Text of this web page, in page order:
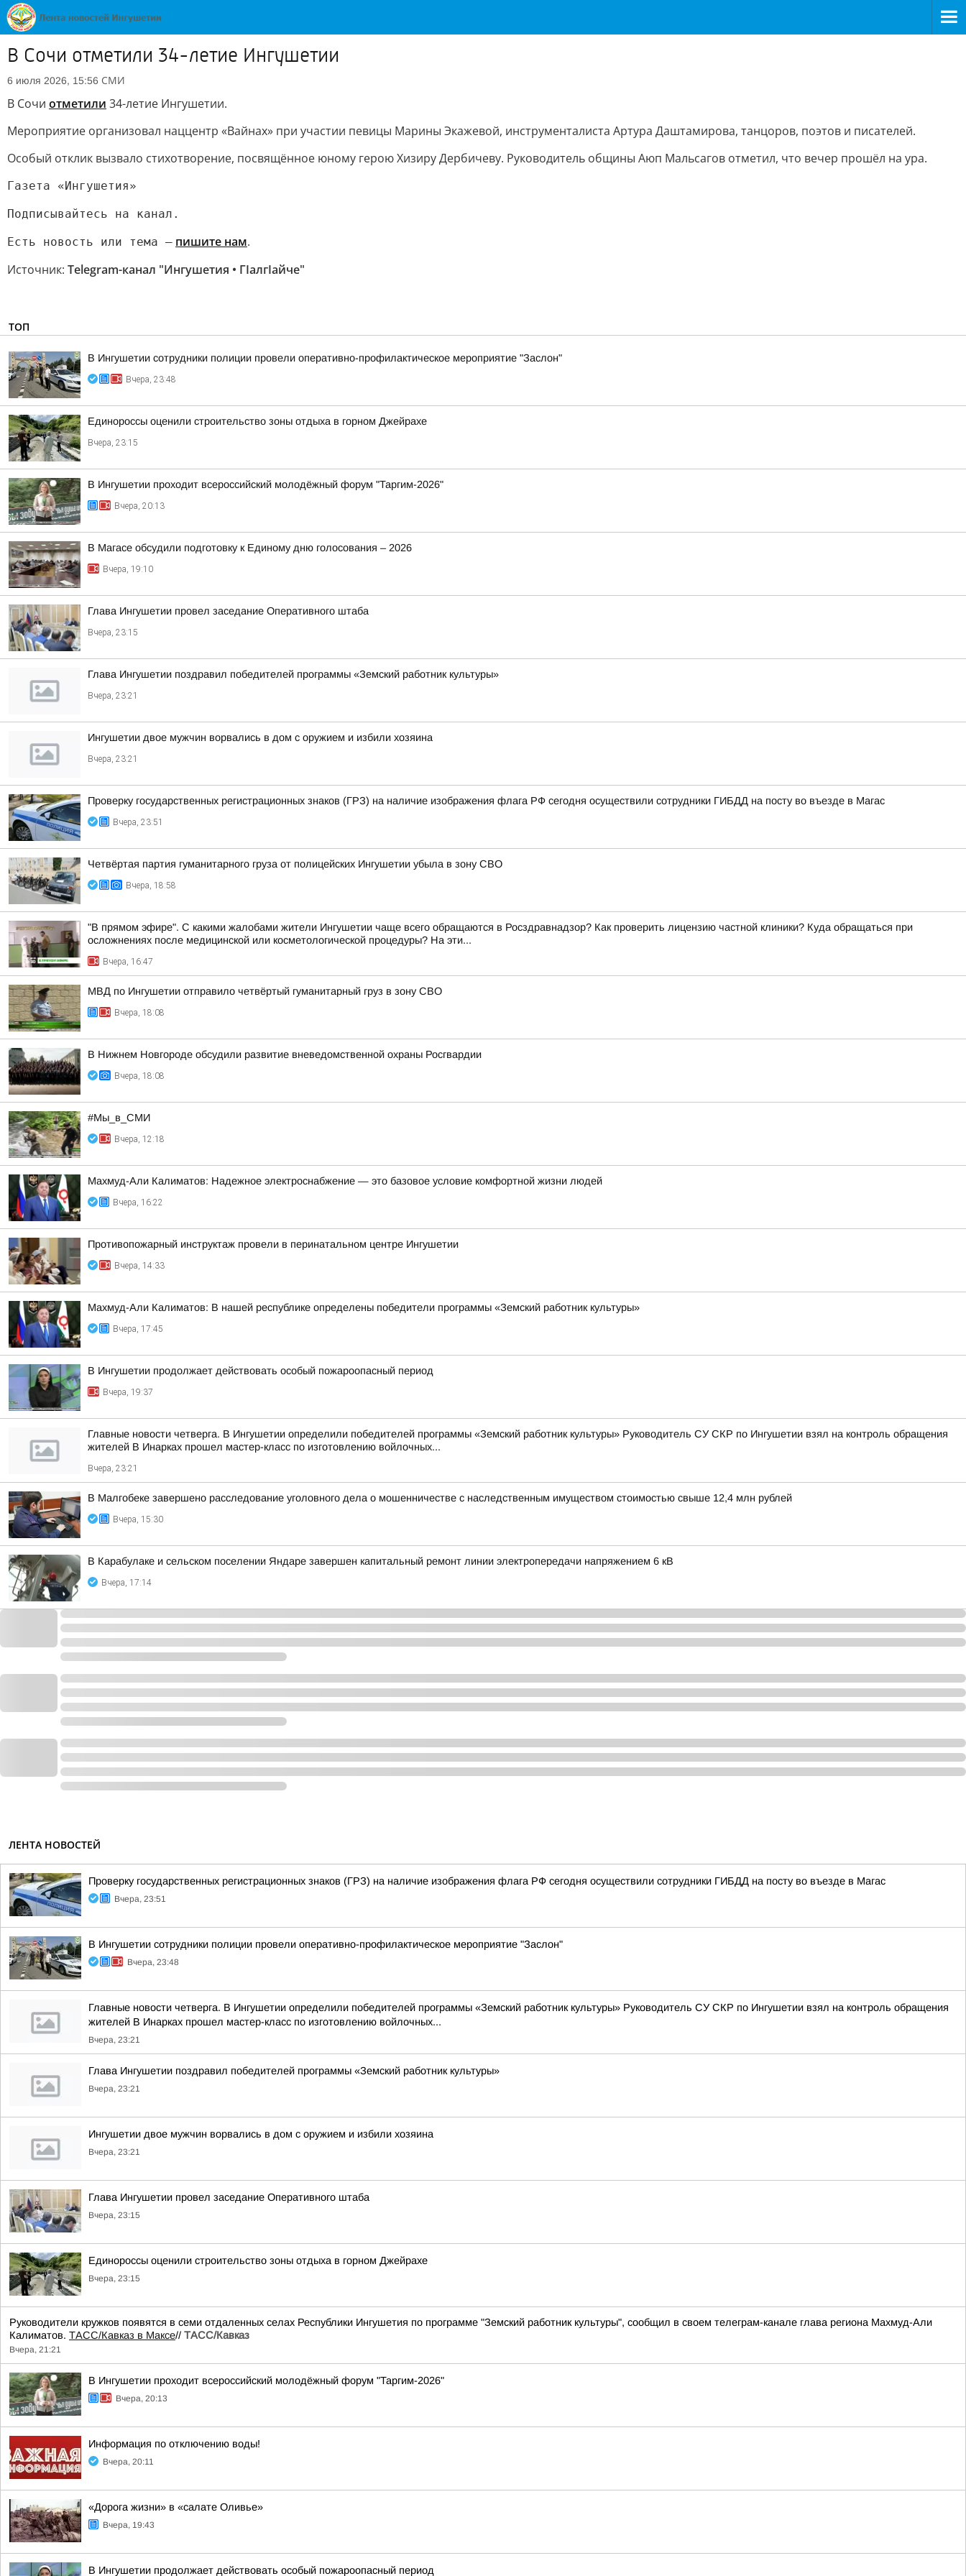
В Сочи отметили 34-летие Ингушетии
6 июля 2026, 15:56 СМИ
В Сочи отметили 34-летие Ингушетии.
Мероприятие организовал наццентр «Вайнах» при участии певицы Марины Экажевой, инструменталиста Артура Даштамирова, танцоров, поэтов и писателей.
Особый отклик вызвало стихотворение, посвящённое юному герою Хизиру Дербичеву. Руководитель общины Аюп Мальсагов отметил, что вечер прошёл на ура.
Газета «Ингушетия»
Подписывайтесь на канал.
Есть новость или тема — пишите нам.
Источник: Telegram-канал "Ингушетия • ГIалгIайче"
ТОП
В Ингушетии сотрудники полиции провели оперативно-профилактическое мероприятие "Заслон"
Вчера, 23:48
Единороссы оценили строительство зоны отдыха в горном Джейрахе
Вчера, 23:15
В Ингушетии проходит всероссийский молодёжный форум "Таргим-2026"
Вчера, 20:13
В Магасе обсудили подготовку к Единому дню голосования – 2026
Вчера, 19:10
Глава Ингушетии провел заседание Оперативного штаба
Вчера, 23:15
Глава Ингушетии поздравил победителей программы «Земский работник культуры»
Вчера, 23:21
Ингушетии двое мужчин ворвались в дом с оружием и избили хозяина
Вчера, 23:21
Проверку государственных регистрационных знаков (ГРЗ) на наличие изображения флага РФ сегодня осуществили сотрудники ГИБДД на посту во въезде в Магас
Вчера, 23:51
Четвёртая партия гуманитарного груза от полицейских Ингушетии убыла в зону СВО
Вчера, 18:58
"В прямом эфире". С какими жалобами жители Ингушетии чаще всего обращаются в Росздравнадзор? Как проверить лицензию частной клиники? Куда обращаться при
осложнениях после медицинской или косметологической процедуры? На эти...
Вчера, 16:47
МВД по Ингушетии отправило четвёртый гуманитарный груз в зону СВО
Вчера, 18:08
В Нижнем Новгороде обсудили развитие вневедомственной охраны Росгвардии
Вчера, 18:08
#Мы_в_СМИ
Вчера, 12:18
Махмуд-Али Калиматов: Надежное электроснабжение — это базовое условие комфортной жизни людей
Вчера, 16:22
Противопожарный инструктаж провели в перинатальном центре Ингушетии
Вчера, 14:33
Махмуд-Али Калиматов: В нашей республике определены победители программы «Земский работник культуры»
Вчера, 17:45
В Ингушетии продолжает действовать особый пожароопасный период
Вчера, 19:37
Главные новости четверга. В Ингушетии определили победителей программы «Земский работник культуры» Руководитель СУ СКР по Ингушетии взял на контроль обращения
жителей В Инарках прошел мастер-класс по изготовлению войлочных...
Вчера, 23:21
В Малгобеке завершено расследование уголовного дела о мошенничестве с наследственным имуществом стоимостью свыше 12,4 млн рублей
Вчера, 15:30
В Карабулаке и сельском поселении Яндаре завершен капитальный ремонт линии электропередачи напряжением 6 кВ
Вчера, 17:14
ЛЕНТА НОВОСТЕЙ
Проверку государственных регистрационных знаков (ГРЗ) на наличие изображения флага РФ сегодня осуществили сотрудники ГИБДД на посту во въезде в Магас
Вчера, 23:51
В Ингушетии сотрудники полиции провели оперативно-профилактическое мероприятие "Заслон"
Вчера, 23:48
Главные новости четверга. В Ингушетии определили победителей программы «Земский работник культуры» Руководитель СУ СКР по Ингушетии взял на контроль обращения
жителей В Инарках прошел мастер-класс по изготовлению войлочных...
Вчера, 23:21
Глава Ингушетии поздравил победителей программы «Земский работник культуры»
Вчера, 23:21
Ингушетии двое мужчин ворвались в дом с оружием и избили хозяина
Вчера, 23:21
Глава Ингушетии провел заседание Оперативного штаба
Вчера, 23:15
Единороссы оценили строительство зоны отдыха в горном Джейрахе
Вчера, 23:15
Руководители кружков появятся в семи отдаленных селах Республики Ингушетия по программе "Земский работник культуры", сообщил в своем телеграм-канале глава региона Махмуд-Али
Калиматов. ТАСС/Кавказ в Максе// ТАСС/Кавказ
Вчера, 21:21
В Ингушетии проходит всероссийский молодёжный форум "Таргим-2026"
Вчера, 20:13
Информация по отключению воды!
Вчера, 20:11
«Дорога жизни» в «салате Оливье»
Вчера, 19:43
В Ингушетии продолжает действовать особый пожароопасный период